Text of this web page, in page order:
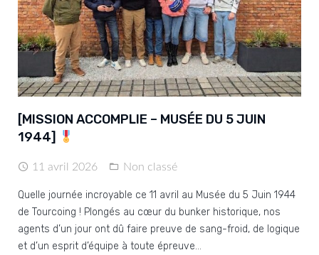
[MISSION ACCOMPLIE – MUSÉE DU 5 JUIN
1944]
11 avril 2026 Non classé
Quelle journée incroyable ce 11 avril au Musée du 5 Juin 1944
de Tourcoing ! Plongés au cœur du bunker historique, nos
agents d’un jour ont dû faire preuve de sang-froid, de logique
et d’un esprit d’équipe à toute épreuve…